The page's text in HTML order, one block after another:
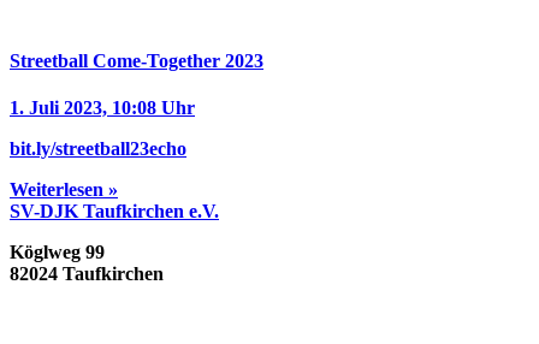
Streetball Come-Together 2023
1. Juli 2023, 10:08 Uhr
bit.ly/streetball23echo
Weiterlesen »
SV-DJK Taufkirchen e.V.
Köglweg 99
82024 Taufkirchen